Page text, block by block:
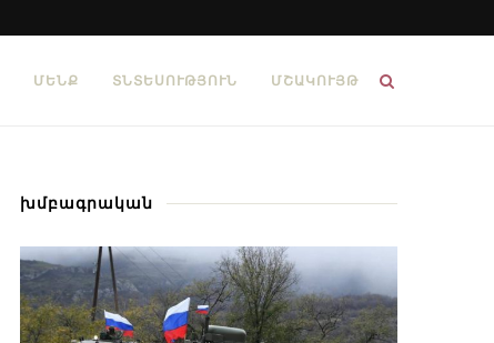
ՄԵՆՔ ՏՆՏԵՍՈՒԹՅՈՒՆ ՄՇԱԿՈՒՅԹ
խմբագրական